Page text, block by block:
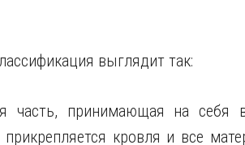
выглядит так:
часть, принимающая на себя
кровля и все